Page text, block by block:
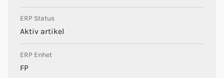
ERP Status
Aktiv artikel
ERP Enhet
FP